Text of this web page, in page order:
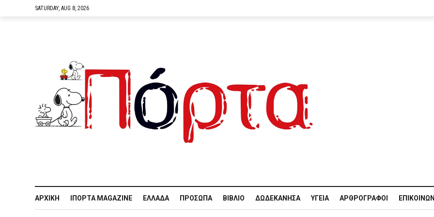
SATURDAY, AUG 8, 2026
ΑΡΧΙΚΉ IΠΌΡΤΑ MAGAZINE ΕΛΛΆΔΑ ΠΡΌΣΩΠΑ ΒΙΒΛΊΟ ΔΩΔΕΚΆΝΗΣΑ ΥΓΕΊΑ ΑΡΘΡΟΓΡΆΦΟΙ